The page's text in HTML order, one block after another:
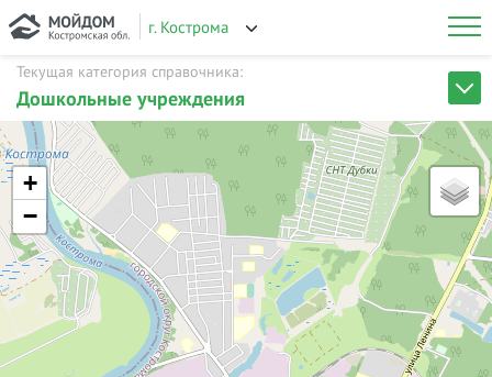
г. Кострома
Текущая категория справочника:
Дошкольные учреждения
+
−